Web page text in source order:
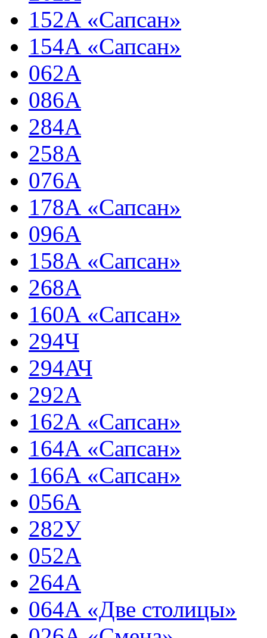
152А «Сапсан»
154А «Сапсан»
062А
086А
284А
258А
076А
178А «Сапсан»
096А
158А «Сапсан»
268А
160А «Сапсан»
294Ч
294АЧ
292А
162А «Сапсан»
164А «Сапсан»
166А «Сапсан»
056А
282У
052А
264А
064А «Две столицы»